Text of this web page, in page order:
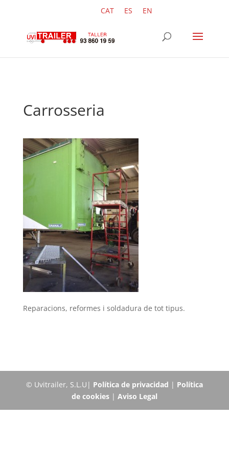
CAT ES EN
Carrosseria
Reparacions, reformes i soldadura de tot tipus.
© Uvitrailer, S.L.U| Política de privacidad | Política
de cookies| Aviso Legal